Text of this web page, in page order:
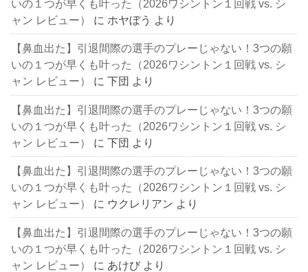
いの１つが早くも叶った（2026ワシントン１回戦 vs. シ
ャン レビュー）
に ホヤぼう より
【鼻血出た】引退間際の選手のプレーじゃない！3つの願
いの１つが早くも叶った（2026ワシントン１回戦 vs. シ
ャン レビュー）
に下団 より
【鼻血出た】引退間際の選手のプレーじゃない！3つの願
いの１つが早くも叶った（2026ワシントン１回戦 vs. シ
ャン レビュー）
に下団 より
【鼻血出た】引退間際の選手のプレーじゃない！3つの願
いの１つが早くも叶った（2026ワシントン１回戦 vs. シ
ャン レビュー）
に ウクレリアン より
【鼻血出た】引退間際の選手のプレーじゃない！3つの願
いの１つが早くも叶った（2026ワシントン１回戦 vs. シ
ャン レビュー）
に あけび より